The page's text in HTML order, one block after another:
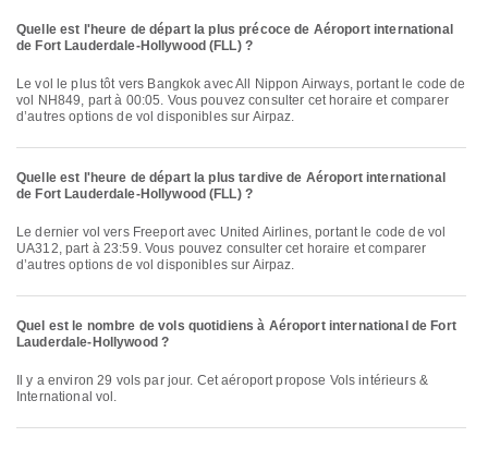
Quelle est l'heure de départ la plus précoce de Aéroport international
de Fort Lauderdale-Hollywood (FLL) ?
Le vol le plus tôt vers Bangkok avec All Nippon Airways, portant le code de
vol NH849, part à 00:05. Vous pouvez consulter cet horaire et comparer
d’autres options de vol disponibles sur Airpaz.
Quelle est l'heure de départ la plus tardive de Aéroport international
de Fort Lauderdale-Hollywood (FLL) ?
Le dernier vol vers Freeport avec United Airlines, portant le code de vol
UA312, part à 23:59. Vous pouvez consulter cet horaire et comparer
d’autres options de vol disponibles sur Airpaz.
Quel est le nombre de vols quotidiens à Aéroport international de Fort
Lauderdale-Hollywood ?
International vol.